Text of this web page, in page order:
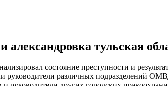
александровка тульская
состояние преступности и
руководители различных подразделений